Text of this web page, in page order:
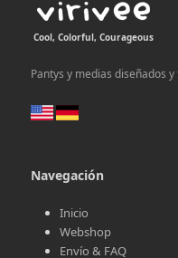
Cool, Colorful, Courageous
Pantys y medias diseñados
Navegación
Inicio
Webshop
Envío & FAQ